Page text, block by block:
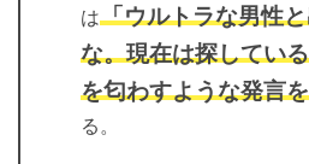
は「ウルトラな男性
な。現在は探してい
を匂わすような発言
る。